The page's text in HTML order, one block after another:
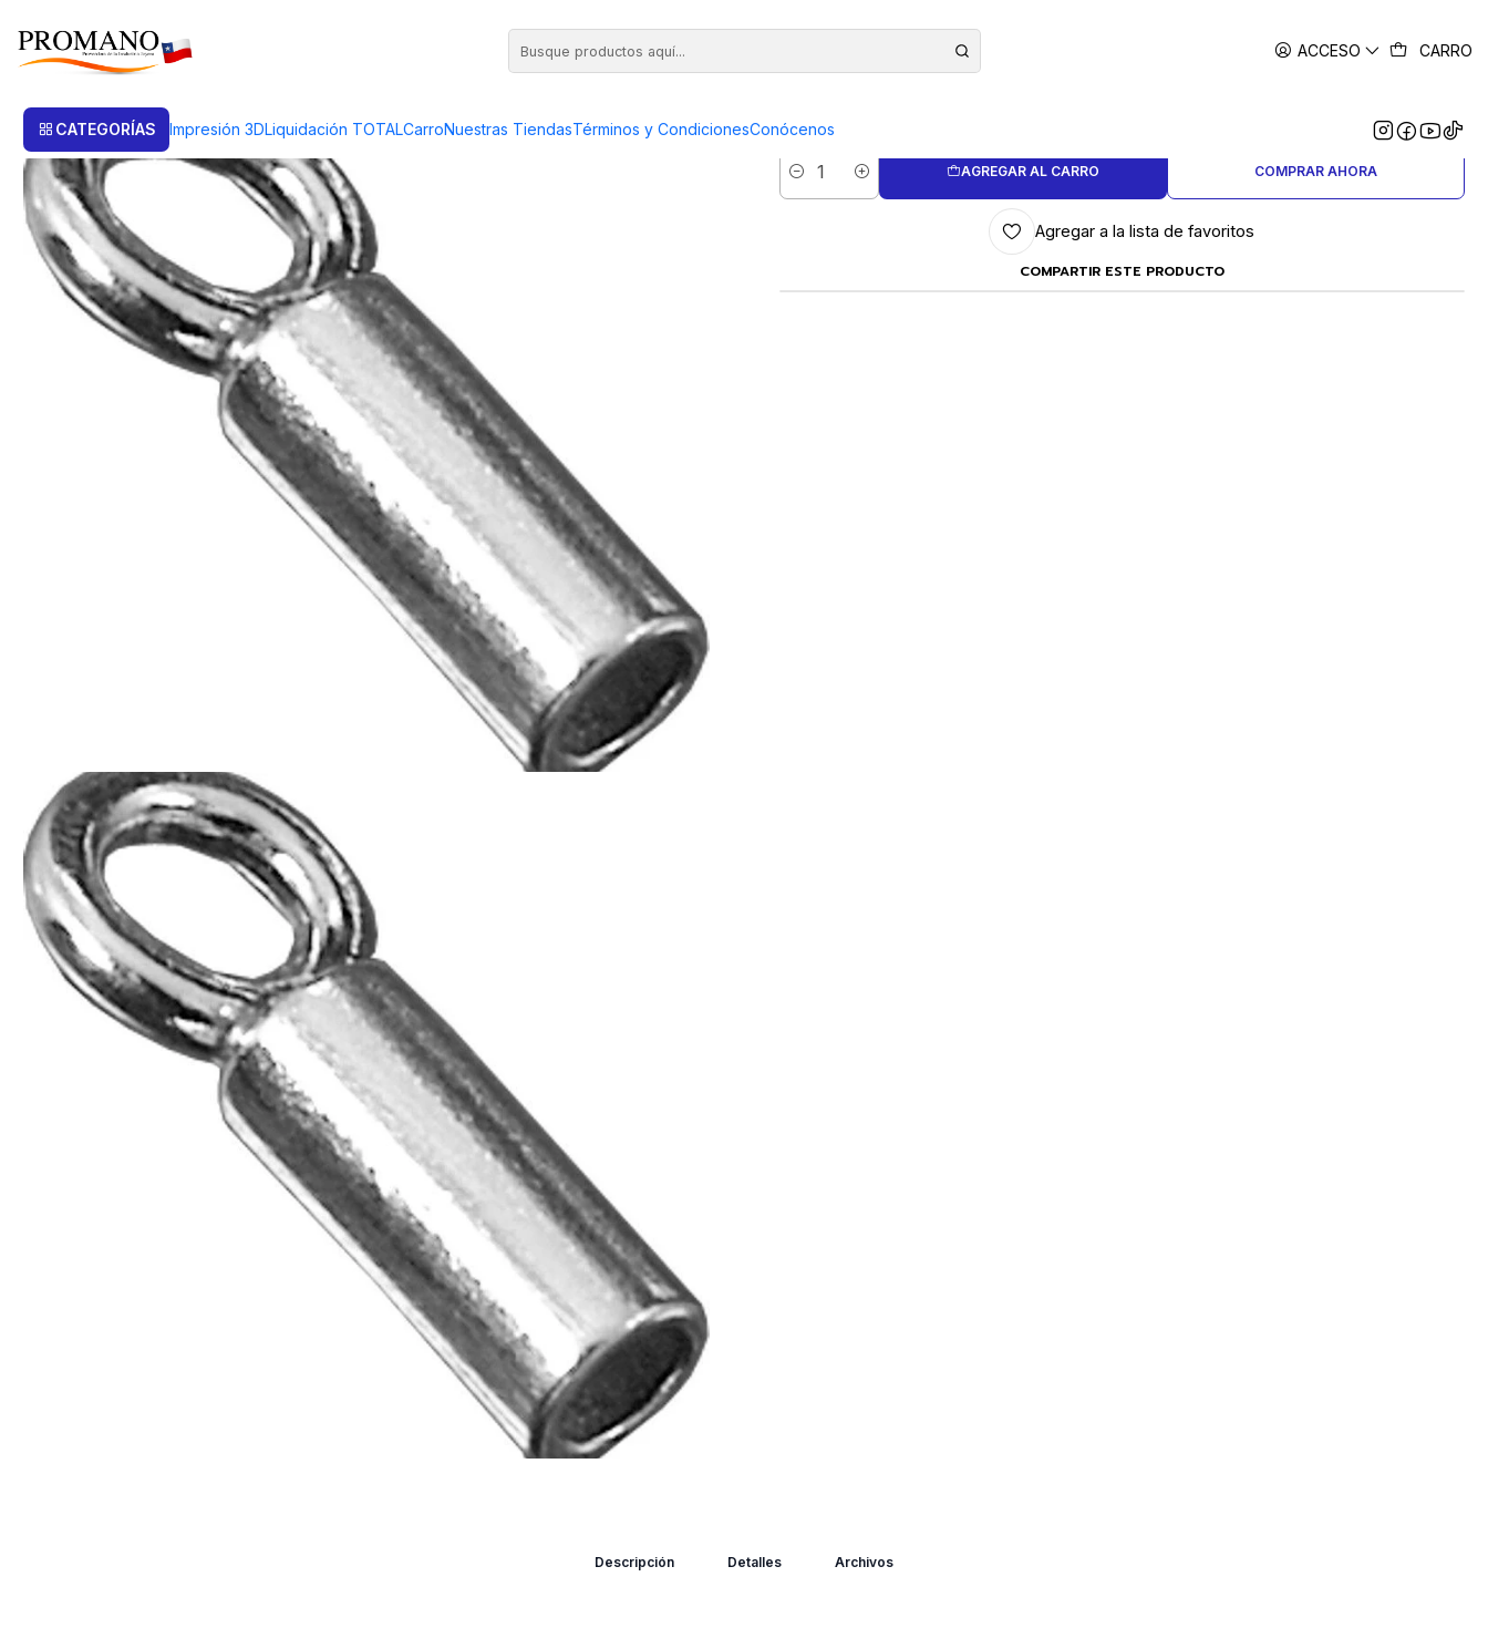
ACCESO CARRO
CATEGORÍAS Impresión 3DLiquidación TOTALCarroNuestras TiendasTérminos y CondicionesConócenos
Cantidad
AGREGAR AL CARRO COMPRAR AHORA
Agregar a la lista de favoritos
COMPARTIR ESTE PRODUCTO
Descripción Detalles Archivos